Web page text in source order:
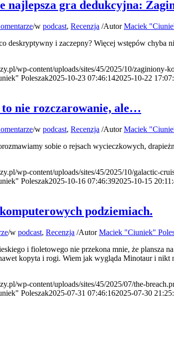
najlepsza gra dedukcyjna:
/w podcast, Recenzja /AutorMaciek
deskryptywny i zaczepny? Więcej wstępów chyba
wp-content/uploads/sites/45/2025/10/zaginiony-
Poleszak2025-10-23 07:46:142025-10-22
nie rozczarowanie, ale…
/w podcast, Recenzja /AutorMaciek
sobie o rejsach wycieczkowych,
wp-content/uploads/sites/45/2025/10/galactic-
Poleszak2025-10-16 07:46:392025-10-15
podziemiach.
/w podcast, Recenzja /AutorMaciek "Ciuniek"
i fioletowego nie przekona mnie, że plansza
kopyta i rogi. Wiem jak wygląda Minotaur i
wp-content/uploads/sites/45/2025/07/the-
Poleszak2025-07-31 07:46:162025-07-30